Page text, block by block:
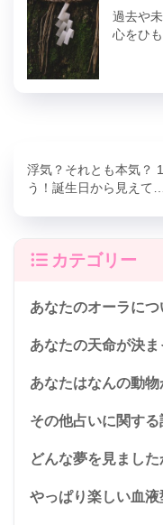
過去や
心をひ
浮気？それとも本気？
う！誕生日から見えて…
カテゴリー
あなたのオーラにつ
あなたの天命が決
あなたはなんの動
その他占いに関する
どんな夢を見まし
やっぱり楽しい血液